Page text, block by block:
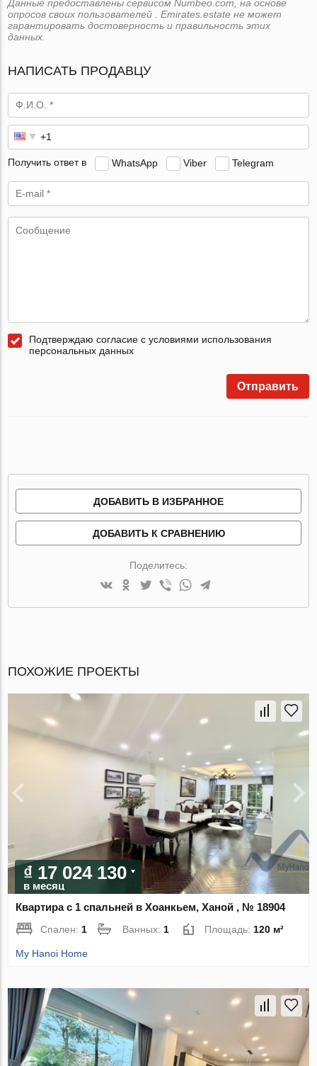
Данные предоставлены сервисом Numbeo.com, на основе
опросов своих пользователей . Emirates.estate не может
гарантировать достоверность и правильность этих
данных.
НАПИСАТЬ ПРОДАВЦУ
Получить ответ в WhatsApp Viber Telegram
Подтверждаю согласие с условиями использования
персональных данных
Отправить
ДОБАВИТЬ В ИЗБРАННОЕ
ДОБАВИТЬ К СРАВНЕНИЮ
Поделитесь:
ПОХОЖИЕ ПРОЕКТЫ
₫ 17 024 130
в месяц
Квартира с 1 спальней в Хоанкьем, Ханой , № 18904
Спален:1 Ванных:1 Площадь:120 м²
My Hanoi Home